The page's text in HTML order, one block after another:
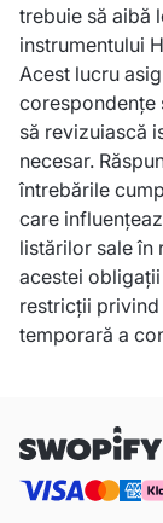
trebuie să aibă
instrumentului
Acest lucru
corespondențe
să revizuiască
necesar.
întrebările
care
listărilor sale în
acestei
restricții privind
temporară a